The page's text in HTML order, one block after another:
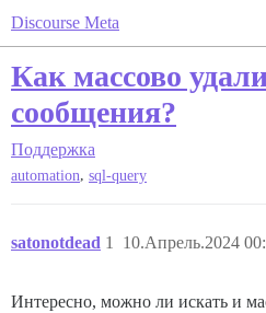
Discourse Meta
Как массово
сообщения?
Поддержка
automation, sql-query
satonotdead 10.Апрель.2024
1
Интересно, можно ли искать и